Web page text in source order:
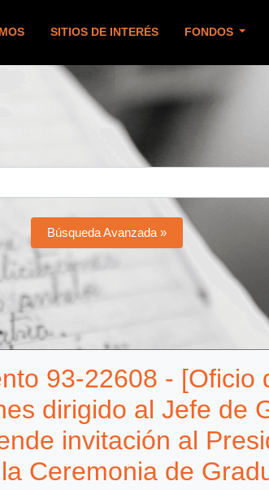
SITIOS DE INTERÉS FONDOS
Búsqueda Avanzada »
93-22608 -
dirigido al Jefe de
invitación al
Ceremonia de